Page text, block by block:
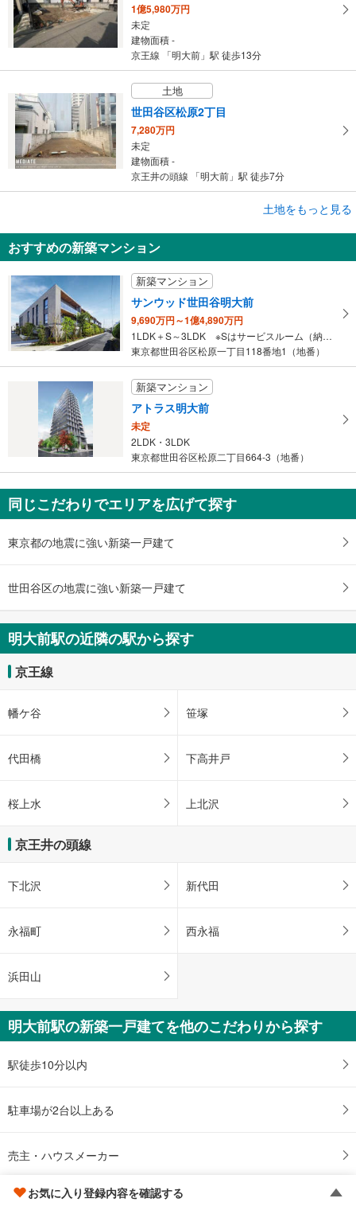
1億5,980万円
未定
建物面積 -
京王線 「明大前」駅 徒歩13分
土地
世田谷区松原2丁目
7,280万円
未定
建物面積 -
京王井の頭線 「明大前」駅 徒歩7分
杉並区和泉1丁目
8,480万円
建物面積 -
京王井の頭線 「明大前」駅 徒歩18分
土地をもっと見る
おすすめの新築マンション
新築マンション
サンウッド世田谷明大前
9,690万円～1億4,890万円
1LDK＋S～3LDK ※Sはサービスルーム（納戸）です。
東京都世田谷区松原一丁目118番地1（地番）
新築マンション
アトラス明大前
未定
2LDK・3LDK
東京都世田谷区松原二丁目664-3（地番）
同じこだわりでエリアを広げて探す
東京都の地震に強い新築一戸建て
世田谷区の地震に強い新築一戸建て
明大前駅の近隣の駅から探す
京王線
幡ケ谷 笹塚
代田橋 下高井戸
桜上水 上北沢
京王井の頭線
下北沢 新代田
永福町 西永福
浜田山
明大前駅の新築一戸建てを他のこだわりから探す
駅徒歩10分以内
駐車場が2台以上ある
売主・ハウスメーカー
6,000万円以下
お気に入り登録内容を確認する